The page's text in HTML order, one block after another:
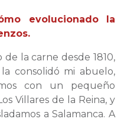
evolucionado la
la carne desde 1810,
consolidó mi abuelo,
con un pequeño
Villares de la Reina, y
a Salamanca. A